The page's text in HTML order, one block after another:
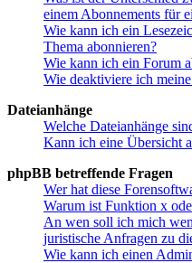
einem Abonnements für
Wie kann ich ein
Thema abonnieren?
Wie kann ich ein Forum
Wie deaktiviere ich
Dateianhänge
Welche Dateianhänge
Kann ich eine Übersicht
phpBB betreffende Fragen
Wer hat diese
Warum ist Funktion x
An wen soll ich mich
juristische Anfragen zu
Wie kann ich einen